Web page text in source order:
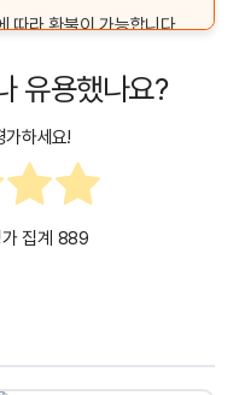
따라 환불이 가능합니다.
유의하시기 바랍니다.
유용했나요?
가하세요!
집계 889